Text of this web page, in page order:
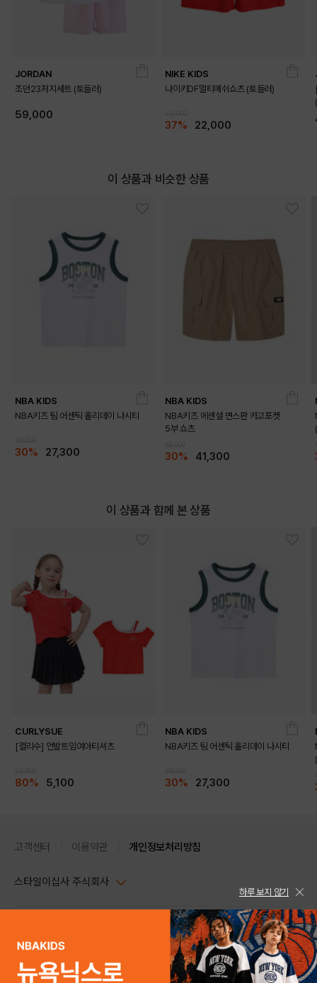
JORDAN
조던23저지세트 (토들러)
59,000
NIKE KIDS
나이키DF멀티메쉬쇼츠 (토들러)
37% 22,000
이 상품과 비슷한 상품
NBA KIDS
NBA키즈 팀 어센틱 홀리데이 나시티
30% 27,300
NBA KIDS
NBA키즈 에센셜 면스판 카고포켓
5부 쇼츠
30% 41,300
이 상품과 함께 본 상품
CURLYSUE
[컬리수] 언발트임여아티셔츠
80% 5,100
NBA KIDS
NBA키즈 팀 어센틱 홀리데이 나시티
30% 27,300
고객센터 이용약관 개인정보처리방침
스타일이십사 주식회사
주소 : 서울시 강남구 논현로 633, 6층 (논현동, 한세엠케이빌딩)
사업자등록번호 : 116-81-32499
통신판매업신고번호 : 제 2024-서울강남-04239
스타일24 고객센터 1544-5336
평일 09:00~ 18:00 (토/일/공휴일 휴무)
help Email : help@style24.com
하루 보지 않기